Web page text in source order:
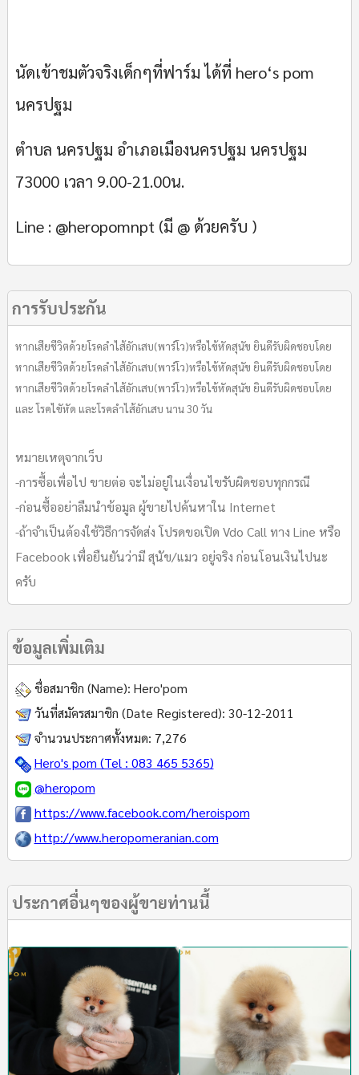
นัดเข้าชมตัวจริงเด็กๆที่ฟาร์ม ได้ที่ hero‘s pom
นครปฐม
ตำบล นครปฐม อำเภอเมืองนครปฐม นครปฐม
73000 เวลา 9.00-21.00น.
Line : @heropomnpt (มี @ ด้วยครับ )
การรับประกัน
หากเสียชีวิตด้วยโรคลำไส้อักเสบ(พาร์โว)หรือไข้หัดสุนัข ยินดีรับผิดชอบโดย
หากเสียชีวิตด้วยโรคลำไส้อักเสบ(พาร์โว)หรือไข้หัดสุนัข ยินดีรับผิดชอบโดย
หากเสียชีวิตด้วยโรคลำไส้อักเสบ(พาร์โว)หรือไข้หัดสุนัข ยินดีรับผิดชอบโดย
และ โรคไขัหัด และโรคลำไส้อักเสบ นาน 30 วัน
หมายเหตุจากเว็บ
-การซื้อเพื่อไป ขายต่อ จะไม่อยู่ในเงื่อนไขรับผิดชอบทุกกรณี
-ก่อนซื้ออย่าลืมนำข้อมูล ผู้ขายไปค้นหาใน Internet
-ถ้าจำเป็นต้องใช้วิธีการจัดส่ง โปรดขอเปิด Vdo Call ทาง Line หรือ
Facebook เพื่อยืนยันว่ามี สุนัข/แมว อยู่จริง ก่อนโอนเงินไปนะ
ครับ
ข้อมูลเพิ่มเติม
ชื่อสมาชิก (Name): Hero'pom
วันที่สมัครสมาชิก (Date Registered): 30-12-2011
จำนวนประกาศทั้งหมด: 7,276
Hero's pom (Tel : 083 465 5365)
@heropom
https://www.facebook.com/heroispom
http://www.heropomeranian.com
ประกาศอื่นๆของผู้ขายท่านนี้